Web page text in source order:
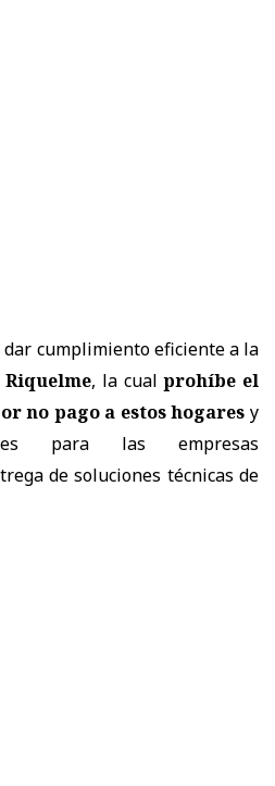
dar cumplimiento eficiente a la
Riquelme, la cualprohíbe el
no pago a estos hogares y
para las empresas
de soluciones técnicas de